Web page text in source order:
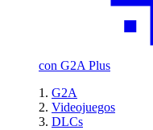
con G2A Plus
G2A
Videojuegos
DLCs